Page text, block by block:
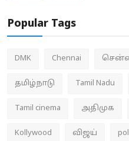
Popular Tags
DMK Chennai
தமிழ்நாடு Tamil Nadu
Tamil cinema அதிமுக
Kollywood விஜய்